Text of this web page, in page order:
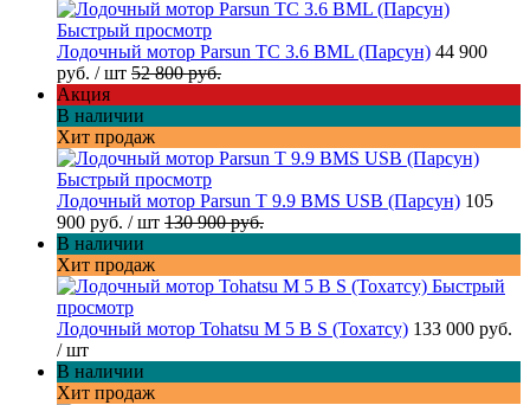
Быстрый просмотр
Лодочный мотор Parsun TC 3.6 BML (Парсун) 44 900
руб. / шт 52 800 руб.
Акция
В наличии
Хит продаж
Быстрый просмотр
Лодочный мотор Parsun T 9.9 BMS USB (Парсун) 105
900 руб. / шт 130 900 руб.
В наличии
Хит продаж
Быстрый
просмотр
Лодочный мотор Tohatsu M 5 B S (Тохатсу) 133 000 руб.
/ шт
В наличии
Хит продаж